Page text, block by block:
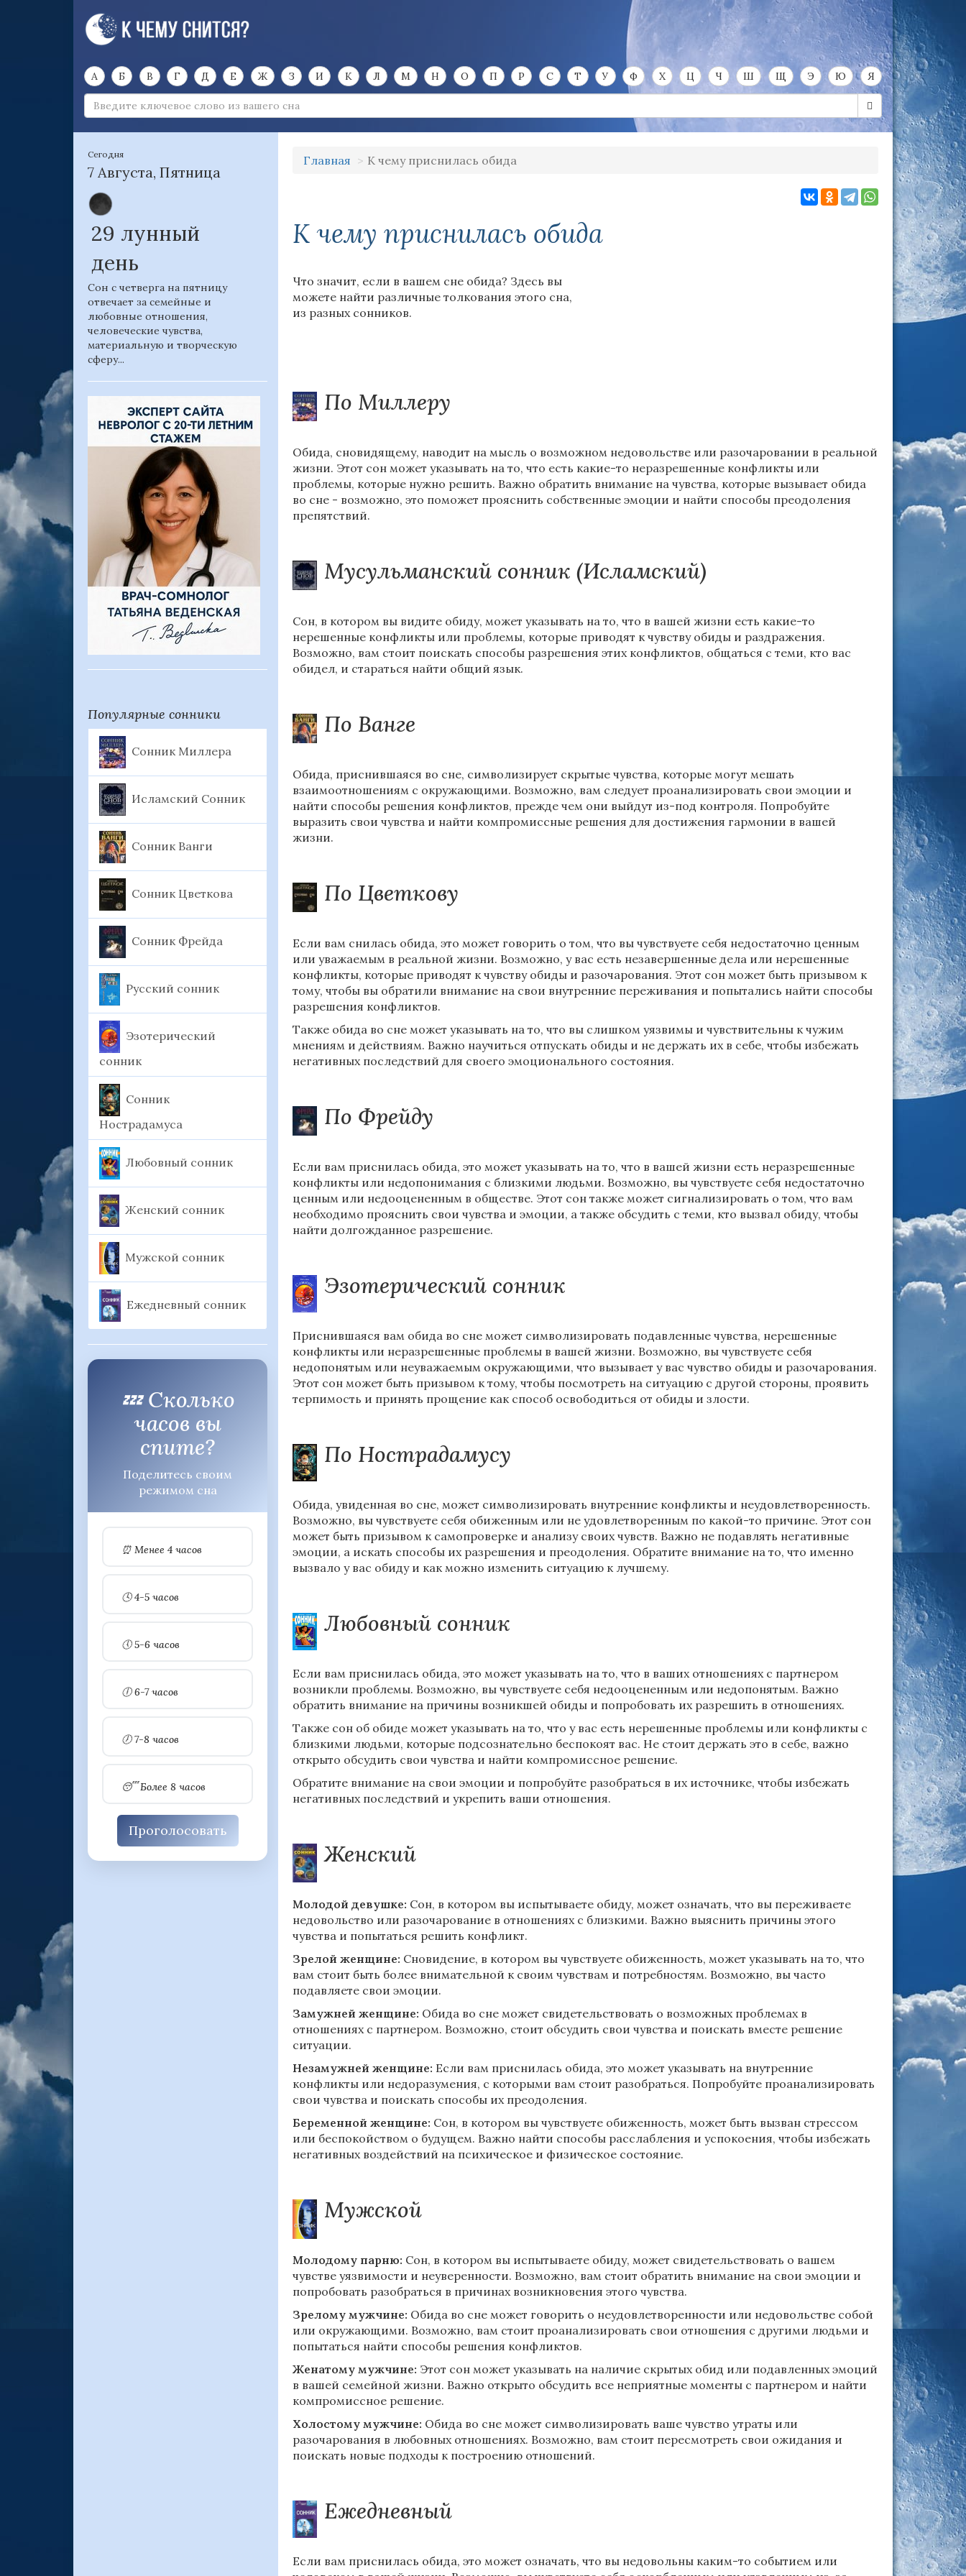
А Б В Г Д Е Ж З И К Л М Н О П Р С Т У Ф Х Ц Ч Ш Щ Э Ю Я
Сегодня
7 Августа, Пятница
29 лунный
день
Сон с четверга на пятницу
отвечает за семейные и
любовные отношения,
человеческие чувства,
материальную и творческую
сферу...
Популярные сонники
Сонник Миллера
Исламский Сонник
Сонник Ванги
Сонник Цветкова
Сонник Фрейда
Русский сонник
Эзотерический
сонник
Сонник
Нострадамуса
Любовный сонник
Женский сонник
Мужской сонник
Ежедневный сонник
💤 Сколько
часов вы
спите?
Поделитесь своим
режимом сна
⏰ Менее 4 часов
🕓 4-5 часов
🕔 5-6 часов
🕕 6-7 часов
🕖 7-8 часов
😴 Более 8 часов
Проголосовать
Главная К чему приснилась обида
К чему приснилась обида
Что значит, если в вашем сне обида? Здесь вы
можете найти различные толкования этого сна,
из разных сонников.
По Миллеру
Обида, сновидящему, наводит на мысль о возможном недовольстве или разочаровании в реальной
жизни. Этот сон может указывать на то, что есть какие-то неразрешенные конфликты или
проблемы, которые нужно решить. Важно обратить внимание на чувства, которые вызывает обида
во сне - возможно, это поможет прояснить собственные эмоции и найти способы преодоления
препятствий.
Мусульманский сонник (Исламский)
Сон, в котором вы видите обиду, может указывать на то, что в вашей жизни есть какие-то
нерешенные конфликты или проблемы, которые приводят к чувству обиды и раздражения.
Возможно, вам стоит поискать способы разрешения этих конфликтов, общаться с теми, кто вас
обидел, и стараться найти общий язык.
По Ванге
Обида, приснившаяся во сне, символизирует скрытые чувства, которые могут мешать
взаимоотношениям с окружающими. Возможно, вам следует проанализировать свои эмоции и
найти способы решения конфликтов, прежде чем они выйдут из-под контроля. Попробуйте
выразить свои чувства и найти компромиссные решения для достижения гармонии в вашей
жизни.
По Цветкову
Если вам снилась обида, это может говорить о том, что вы чувствуете себя недостаточно ценным
или уважаемым в реальной жизни. Возможно, у вас есть незавершенные дела или нерешенные
конфликты, которые приводят к чувству обиды и разочарования. Этот сон может быть призывом к
тому, чтобы вы обратили внимание на свои внутренние переживания и попытались найти способы
разрешения конфликтов.
Также обида во сне может указывать на то, что вы слишком уязвимы и чувствительны к чужим
мнениям и действиям. Важно научиться отпускать обиды и не держать их в себе, чтобы избежать
негативных последствий для своего эмоционального состояния.
По Фрейду
Если вам приснилась обида, это может указывать на то, что в вашей жизни есть неразрешенные
конфликты или недопонимания с близкими людьми. Возможно, вы чувствуете себя недостаточно
ценным или недооцененным в обществе. Этот сон также может сигнализировать о том, что вам
необходимо прояснить свои чувства и эмоции, а также обсудить с теми, кто вызвал обиду, чтобы
найти долгожданное разрешение.
Эзотерический сонник
Приснившаяся вам обида во сне может символизировать подавленные чувства, нерешенные
конфликты или неразрешенные проблемы в вашей жизни. Возможно, вы чувствуете себя
недопонятым или неуважаемым окружающими, что вызывает у вас чувство обиды и разочарования.
Этот сон может быть призывом к тому, чтобы посмотреть на ситуацию с другой стороны, проявить
терпимость и принять прощение как способ освободиться от обиды и злости.
По Нострадамусу
Обида, увиденная во сне, может символизировать внутренние конфликты и неудовлетворенность.
Возможно, вы чувствуете себя обиженным или не удовлетворенным по какой-то причине. Этот сон
может быть призывом к самопроверке и анализу своих чувств. Важно не подавлять негативные
эмоции, а искать способы их разрешения и преодоления. Обратите внимание на то, что именно
вызвало у вас обиду и как можно изменить ситуацию к лучшему.
Любовный сонник
Если вам приснилась обида, это может указывать на то, что в ваших отношениях с партнером
возникли проблемы. Возможно, вы чувствуете себя недооцененным или недопонятым. Важно
обратить внимание на причины возникшей обиды и попробовать их разрешить в отношениях.
Также сон об обиде может указывать на то, что у вас есть нерешенные проблемы или конфликты с
близкими людьми, которые подсознательно беспокоят вас. Не стоит держать это в себе, важно
открыто обсудить свои чувства и найти компромиссное решение.
Обратите внимание на свои эмоции и попробуйте разобраться в их источнике, чтобы избежать
негативных последствий и укрепить ваши отношения.
Женский
Молодой девушке: Сон, в котором вы испытываете обиду, может означать, что вы переживаете
недовольство или разочарование в отношениях с близкими. Важно выяснить причины этого
чувства и попытаться решить конфликт.
Зрелой женщине: Сновидение, в котором вы чувствуете обиженность, может указывать на то, что
вам стоит быть более внимательной к своим чувствам и потребностям. Возможно, вы часто
подавляете свои эмоции.
Замужней женщине: Обида во сне может свидетельствовать о возможных проблемах в
отношениях с партнером. Возможно, стоит обсудить свои чувства и поискать вместе решение
ситуации.
Незамужней женщине: Если вам приснилась обида, это может указывать на внутренние
конфликты или недоразумения, с которыми вам стоит разобраться. Попробуйте проанализировать
свои чувства и поискать способы их преодоления.
Беременной женщине: Сон, в котором вы чувствуете обиженность, может быть вызван стрессом
или беспокойством о будущем. Важно найти способы расслабления и успокоения, чтобы избежать
негативных воздействий на психическое и физическое состояние.
Мужской
Молодому парню: Сон, в котором вы испытываете обиду, может свидетельствовать о вашем
чувстве уязвимости и неуверенности. Возможно, вам стоит обратить внимание на свои эмоции и
попробовать разобраться в причинах возникновения этого чувства.
Зрелому мужчине: Обида во сне может говорить о неудовлетворенности или недовольстве собой
или окружающими. Возможно, вам стоит проанализировать свои отношения с другими людьми и
попытаться найти способы решения конфликтов.
Женатому мужчине: Этот сон может указывать на наличие скрытых обид или подавленных эмоций
в вашей семейной жизни. Важно открыто обсудить все неприятные моменты с партнером и найти
компромиссное решение.
Холостому мужчине: Обида во сне может символизировать ваше чувство утраты или
разочарования в любовных отношениях. Возможно, вам стоит пересмотреть свои ожидания и
поискать новые подходы к построению отношений.
Ежедневный
Если вам приснилась обида, это может означать, что вы недовольны каким-то событием или